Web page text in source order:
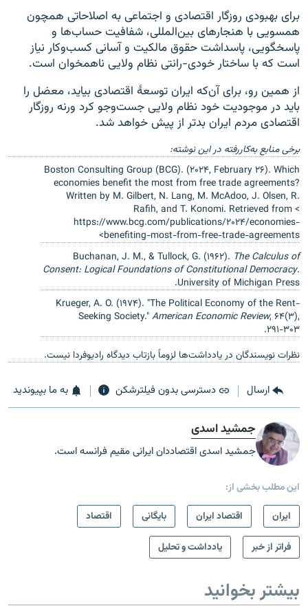
برای بهبودی روزگار اقتصادی و اجتماعی به اصلاحاتی همچون
همسویی با هنجارهای بین‌المللی، شفافیت حساب‌ها و
پاسخگویی، پاسداشت حقوق مالکیت و آسانی کسب‌وکار نیاز
است که با ساختار خودی-رانتی نظام ولایی ناهمخوان است.
از همین رو، برای آن‌که ایران توسعهٔ اقتصادی بیاید، معضل را
باید در موجودیت خود نظام ولایی جست‌وجو کرد ورنه روزگار
اقتصادی مردم ایران بدتر از پیش خواهد شد.
برخی منابع به‌کاررفته در این نوشته:
Boston Consulting Group (BCG). (۲۰۲۴, February ۲۶). Which
economies benefit the most from free trade agreements?
Written by M. Gilbert, N. Lang, M. McAdoo, J. Olsen, R.
Rafih, and T. Konomi. Retrieved from <
https://www.bcg.com/publications/۲۰۲۴/economies-
benefiting-most-from-free-trade-agreements>
Buchanan, J. M., & Tullock, G. (۱۹۶۲). The Calculus of
Consent: Logical Foundations of Constitutional Democracy.
University of Michigan Press.
Krueger, A. O. (۱۹۷۴). "The Political Economy of the Rent-
Seeking Society."American Economic Review, ۶۴(۳),
۲۹۱-۳۰۳.
نظرات نویسندگان در یادداشت‌ها لزوماً بازتاب دیدگاه رادیوفردا نیست.
ارسال دسترسی بدون فیلترشکن به ما بپیوندید
جمشید اسدی
جمشید اسدی اقتصاددان ایرانی مقیم فرانسه است.
این مطلب بخشی از:
ايران
اقتصاد ایران بایگانی اقتصاد
فراتر از خبر یادداشت و تحلیل
بیشتر بخوانید